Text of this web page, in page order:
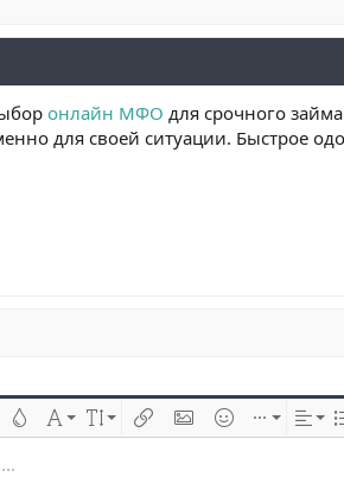
онлайн МФО для срочного
для своей ситуации. Быстрое
çizik
Metin rengi
Font ailesiFont boyutu
Link ekleResim ekle
İfadeler
Ekle